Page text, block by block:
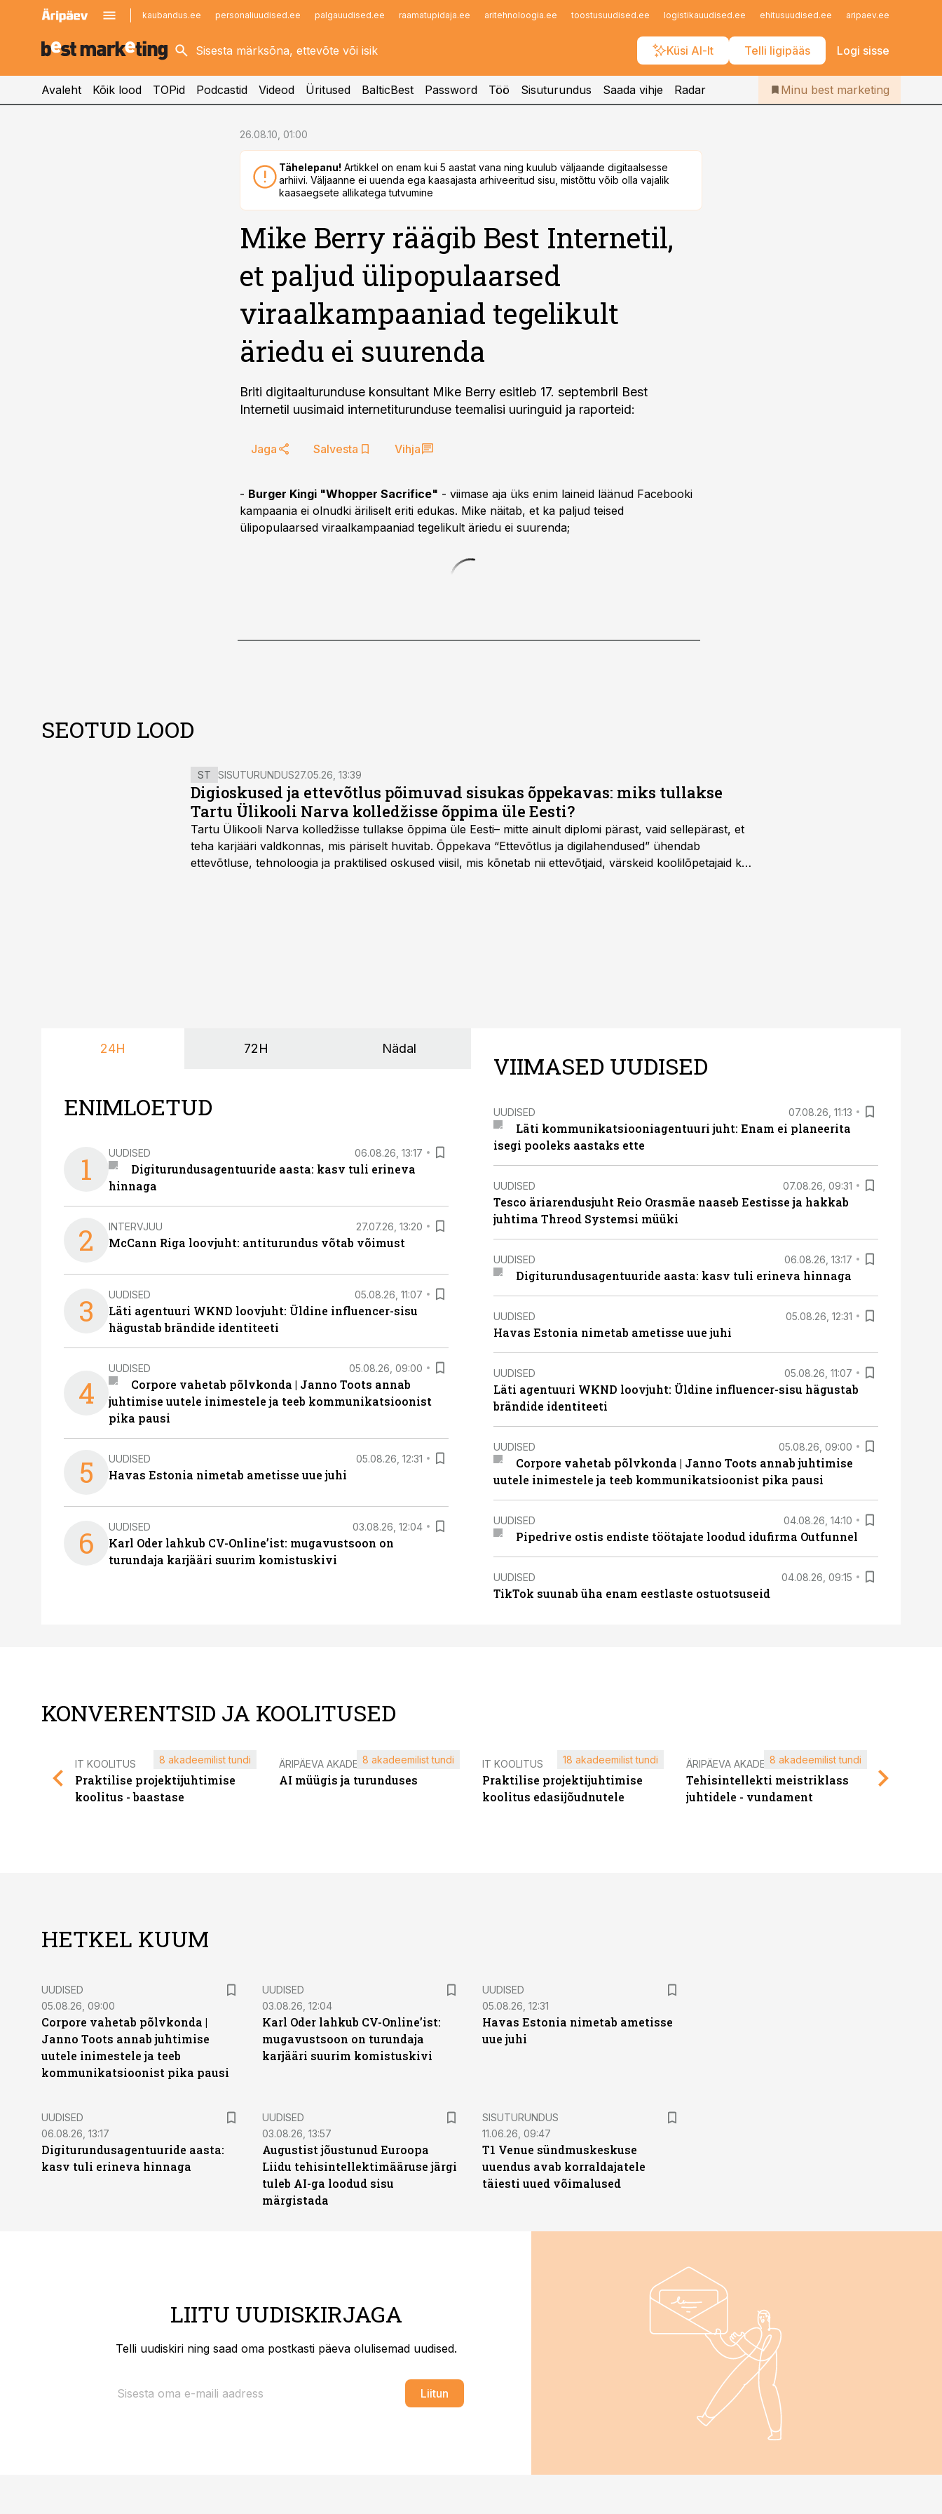
kaubandus.ee personaliuudised.ee palgauudised.ee raamatupidaja.ee aritehnoloogia.ee toostusuudised.ee logistikauudised.ee ehitusuudised.ee aripaev.ee
Küsi AI-lt Telli ligipääs Logi sisse
kinnisvarauudised.ee
logistikauudised.ee
imelineajalugu.ee
Infopank
Iseteenindus
Telli Bestmarketing
Avaleht Kõik lood TOPid Podcastid Videod Üritused BalticBest Password Töö Sisuturundus Saada vihje Radar Minu best marketing
26.08.10, 01:00
Tähelepanu! Artikkel on enam kui 5 aastat vana ning kuulub väljaande digitaalsesse
arhiivi. Väljaanne ei uuenda ega kaasajasta arhiveeritud sisu, mistõttu võib olla vajalik
kaasaegsete allikatega tutvumine
Mike Berry räägib Best Internetil,
et paljud ülipopulaarsed
viraalkampaaniad tegelikult
äriedu ei suurenda
Briti digitaalturunduse konsultant Mike Berry esitleb 17. septembril Best
Internetil uusimaid internetiturunduse teemalisi uuringuid ja raporteid:
Jaga Salvesta Vihja
- Burger Kingi "Whopper Sacrifice" - viimase aja üks enim laineid läänud Facebooki
kampaania ei olnudki äriliselt eriti edukas. Mike näitab, et ka paljud teised
ülipopulaarsed viraalkampaaniad tegelikult äriedu ei suurenda;
SEOTUD LOOD
ST SISUTURUNDUS27.05.26, 13:39
Digioskused ja ettevõtlus põimuvad sisukas õppekavas: miks tullakse
Tartu Ülikooli Narva kolledžisse õppima üle Eesti?
Tartu Ülikooli Narva kolledžisse tullakse õppima üle Eesti– mitte ainult diplomi pärast, vaid sellepärast, et
teha karjääri valdkonnas, mis päriselt huvitab. Õppekava “Ettevõtlus ja digilahendused” ühendab
ettevõtluse, tehnoloogia ja praktilised oskused viisil, mis kõnetab nii ettevõtjaid, värskeid koolilõpetajaid kui
24H 72H Nädal
ENIMLOETUD
1 UUDISED 06.08.26, 13:17
Digiturundusagentuuride aasta: kasv tuli erineva
hinnaga
2 INTERVJUU 27.07.26, 13:20
McCann Riga loovjuht: antiturundus võtab võimust
3 UUDISED 05.08.26, 11:07
Läti agentuuri WKND loovjuht: Üldine influencer-sisu
hägustab brändide identiteeti
4
UUDISED 05.08.26, 09:00
Corpore vahetab põlvkonda | Janno Toots annab
juhtimise uutele inimestele ja teeb kommunikatsioonist
pika pausi
5 UUDISED 05.08.26, 12:31
Havas Estonia nimetab ametisse uue juhi
6 UUDISED 03.08.26, 12:04
Karl Oder lahkub CV-Online’ist: mugavustsoon on
turundaja karjääri suurim komistuskivi
VIIMASED UUDISED
UUDISED 07.08.26, 11:13
Läti kommunikatsiooniagentuuri juht: Enam ei planeerita
isegi pooleks aastaks ette
UUDISED 07.08.26, 09:31
Tesco äriarendusjuht Reio Orasmäe naaseb Eestisse ja hakkab
juhtima Threod Systemsi müüki
UUDISED 06.08.26, 13:17
Digiturundusagentuuride aasta: kasv tuli erineva hinnaga
UUDISED 05.08.26, 12:31
Havas Estonia nimetab ametisse uue juhi
UUDISED 05.08.26, 11:07
Läti agentuuri WKND loovjuht: Üldine influencer-sisu hägustab
brändide identiteeti
UUDISED 05.08.26, 09:00
Corpore vahetab põlvkonda | Janno Toots annab juhtimise
uutele inimestele ja teeb kommunikatsioonist pika pausi
UUDISED 04.08.26, 14:10
Pipedrive ostis endiste töötajate loodud idufirma Outfunnel
UUDISED 04.08.26, 09:15
TikTok suunab üha enam eestlaste ostuotsuseid
KONVERENTSID JA KOOLITUSED
IT KOOLITUS
Praktilise projektijuhtimise
koolitus - baastase
8 akadeemilist tundi ÄRIPÄEVA AKADEEMIA
AI müügis ja turunduses
8 akadeemilist tundi IT KOOLITUS
Praktilise projektijuhtimise
koolitus edasijõudnutele
18 akadeemilist tundi ÄRIPÄEVA AKADEEMIA
Tehisintellekti meistriklass
juhtidele - vundament
8 akadeemilist tundi
HETKEL KUUM
UUDISED
05.08.26, 09:00
Corpore vahetab põlvkonda |
Janno Toots annab juhtimise
uutele inimestele ja teeb
kommunikatsioonist pika pausi
UUDISED
03.08.26, 12:04
Karl Oder lahkub CV-Online’ist:
mugavustsoon on turundaja
karjääri suurim komistuskivi
UUDISED
05.08.26, 12:31
Havas Estonia nimetab ametisse
uue juhi
UUDISED
06.08.26, 13:17
Digiturundusagentuuride aasta:
kasv tuli erineva hinnaga
UUDISED
03.08.26, 13:57
Augustist jõustunud Euroopa
Liidu tehisintellektimääruse järgi
tuleb AI-ga loodud sisu
märgistada
ST
SISUTURUNDUS
11.06.26, 09:47
T1 Venue sündmuskeskuse
uuendus avab korraldajatele
täiesti uued võimalused
LIITU UUDISKIRJAGA
Telli uudiskiri ning saad oma postkasti päeva olulisemad uudised.
Liitun